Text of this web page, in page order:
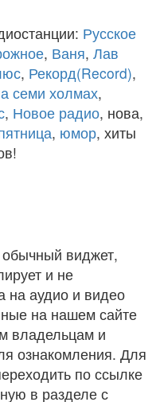
Русское
, Ваня, Лав
, Рекорд(Record),
семи холмах,
, Новое радио, нова,
, юмор, хиты
обычный виджет,
и не
на аудио и видео
на нашем сайте
владельцам и
ознакомления. Для
по ссылке
в разделе с